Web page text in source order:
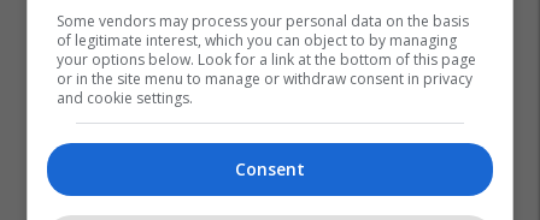
Some vendors may process your personal data on the basis
of legitimate interest, which you can object to by managing
your options below. Look for a link at the bottom of this page
or in the site menu to manage or withdraw consent in privacy
and cookie settings.
Consent